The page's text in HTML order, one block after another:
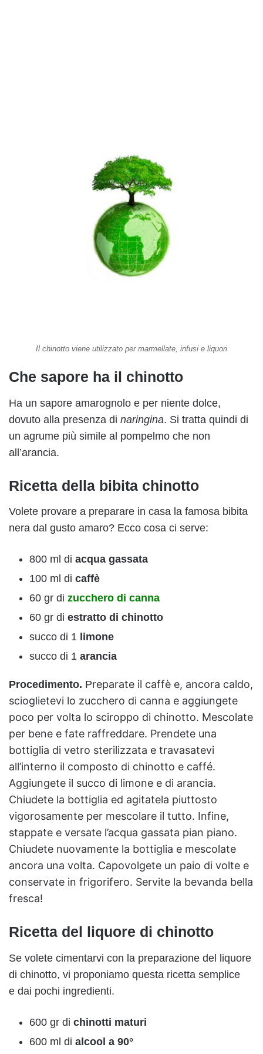
Il chinotto viene utilizzato per marmellate, infusi e liquori
Che sapore ha il chinotto
Ha un sapore amarognolo e per niente dolce,
dovuto alla presenza di naringina. Si tratta quindi di
un agrume più simile al pompelmo che non
all’arancia.
Ricetta della bibita chinotto
Volete provare a preparare in casa la famosa bibita
nera dal gusto amaro? Ecco cosa ci serve:
800 ml di acqua gassata
100 ml di caffè
60 gr di zucchero di canna
60 gr di estratto di chinotto
succo di 1 limone
succo di 1 arancia
Procedimento. Preparate il caffè e, ancora caldo,
scioglietevi lo zucchero di canna e aggiungete
poco per volta lo sciroppo di chinotto. Mescolate
per bene e fate raffreddare. Prendete una
bottiglia di vetro sterilizzata e travasatevi
all’interno il composto di chinotto e caffé.
Aggiungete il succo di limone e di arancia.
Chiudete la bottiglia ed agitatela piuttosto
vigorosamente per mescolare il tutto. Infine,
stappate e versate l’acqua gassata pian piano.
Chiudete nuovamente la bottiglia e mescolate
ancora una volta. Capovolgete un paio di volte e
conservate in frigorifero. Servite la bevanda bella
fresca!
Ricetta del liquore di chinotto
Se volete cimentarvi con la preparazione del liquore
di chinotto, vi proponiamo questa ricetta semplice
e dai pochi ingredienti.
600 gr di chinotti maturi
600 ml di alcool a 90°